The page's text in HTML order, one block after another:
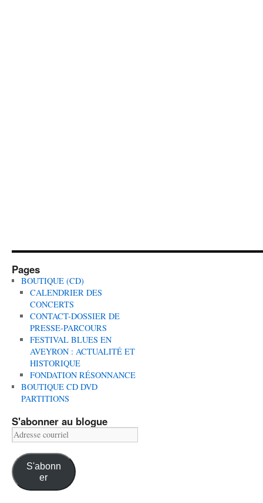
Pages
BOUTIQUE (CD)
CALENDRIER DES
CONCERTS
CONTACT-DOSSIER DE
PRESSE-PARCOURS
FESTIVAL BLUES EN
AVEYRON : ACTUALITÉ ET
HISTORIQUE
FONDATION RÉSONNANCE
BOUTIQUE CD DVD
PARTITIONS
S'abonner au blogue
Adresse
courriel
S'abonn
er